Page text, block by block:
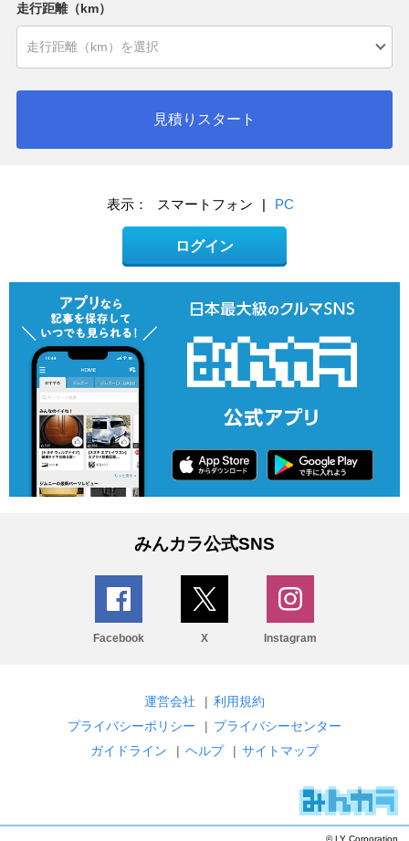
走行距離（km）
見積りスタート
表示： スマートフォン | PC
ログイン
みんカラ公式SNS
Facebook X Instagram
運営会社 | 利用規約
プライバシーポリシー
| プライバシーセンター
ガイドライン
| ヘルプ | サイトマップ
© LY Corporation